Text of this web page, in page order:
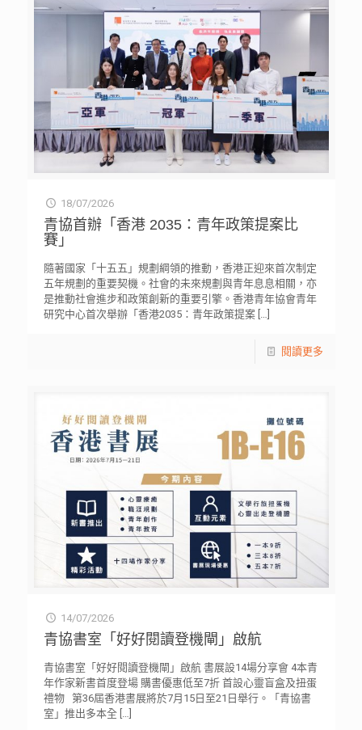
18/07/2026
青協首辦「香港 2035：青年政策提案比
賽」
隨著國家「十五五」規劃綱領的推動，香港正迎來首次制定
五年規劃的重要契機。社會的未來規劃與青年息息相關，亦
是推動社會進步和政策創新的重要引擎。香港青年協會青年
研究中心首次舉辦「香港2035：青年政策提案[…]
閱讀更多
14/07/2026
青協書室「好好閱讀登機閘」啟航
青協書室「好好閱讀登機閘」啟航 書展設14場分享會 4本青
年作家新書首度登場 購書優惠低至7折 首設心靈盲盒及扭蛋
禮物 第36屆香港書展將於7月15日至21日舉行。「青協書
室」推出多本全[…]